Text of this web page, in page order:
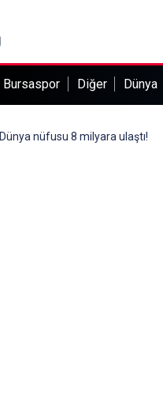
Bursaspor Diğer Dünya
Dünya nüfusu 8 milyara ulaştı!